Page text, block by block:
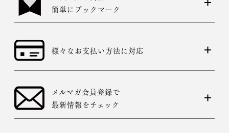
簡単にブックマーク
様々なお支払い方法に対応
メルマガ会員登録で
最新情報をチェック